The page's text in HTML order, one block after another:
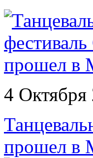
4 Октября
прошел в